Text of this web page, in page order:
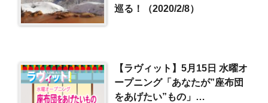
巡る！（2020/2/8）
【ラヴィット】5月15日 水曜オ
ープニング「あなたが”座布団
をあげたい”もの」